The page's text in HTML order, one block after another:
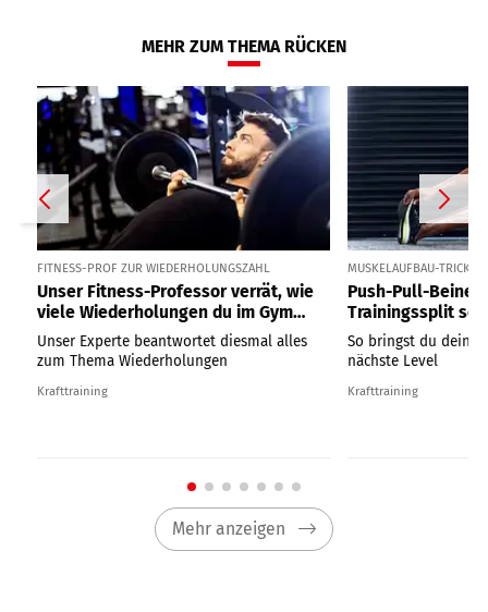
MEHR ZUM THEMA RÜCKEN
FITNESS-PROF ZUR WIEDERHOLUNGSZAHL
Unser Fitness-Professor verrät, wie
viele Wiederholungen du im Gym
wirklich machen solltest
Unser Experte beantwortet diesmal alles
zum Thema Wiederholungen
Krafttraining
MUSKELAUFBAU-TRICK
Push-Pull-Beine:
Trainingssplit so
Muskelaufbau ist
So bringst du dein
nächste Level
Krafttraining
Mehr anzeigen